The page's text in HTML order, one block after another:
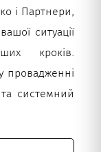
і Партнери,
ситуації
кроків.
провадженні
системний